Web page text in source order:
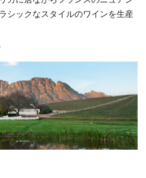
シックなスタイルのワインを生産